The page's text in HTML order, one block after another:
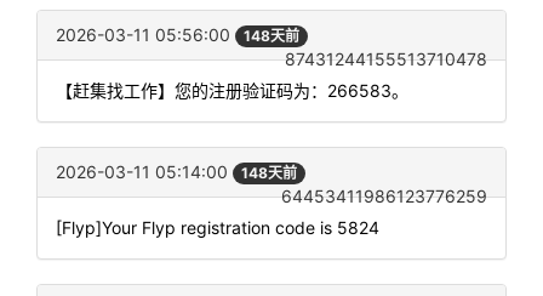
2026-03-11 05:56:00 148天前
87431244155513710478
【赶集找工作】您的注册验证码为：266583。
2026-03-11 05:14:00 148天前
64453411986123776259
[Flyp]Your Flyp registration code is 5824